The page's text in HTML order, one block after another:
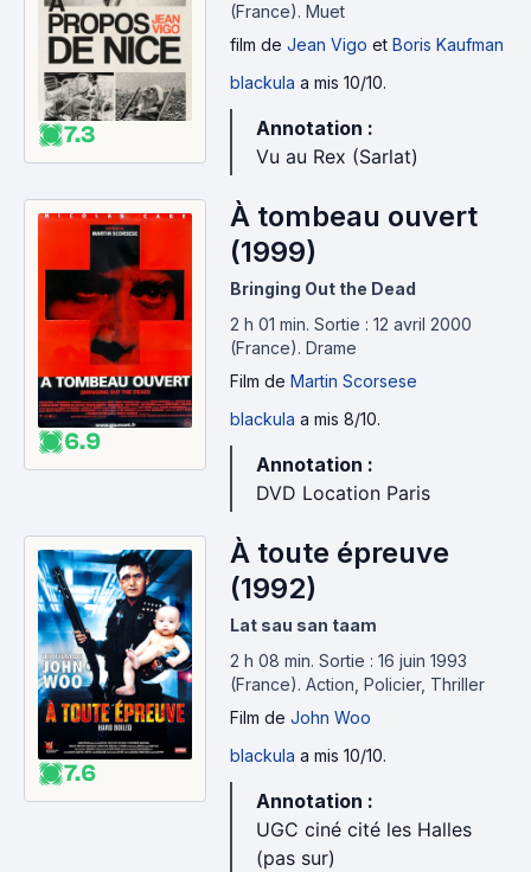
7.3
(France). Muet
film de Jean Vigo et Boris Kaufman
blackula a mis 10/10.
Annotation :
Vu au Rex (Sarlat)
6.9
À tombeau ouvert
(1999)
Bringing Out the Dead
2 h 01 min. Sortie : 12 avril 2000
(France). Drame
Film de Martin Scorsese
blackula a mis 8/10.
Annotation :
DVD Location Paris
7.6
À toute épreuve
(1992)
Lat sau san taam
2 h 08 min. Sortie : 16 juin 1993
(France). Action, Policier, Thriller
Film de John Woo
blackula a mis 10/10.
Annotation :
UGC ciné cité les Halles
(pas sur)